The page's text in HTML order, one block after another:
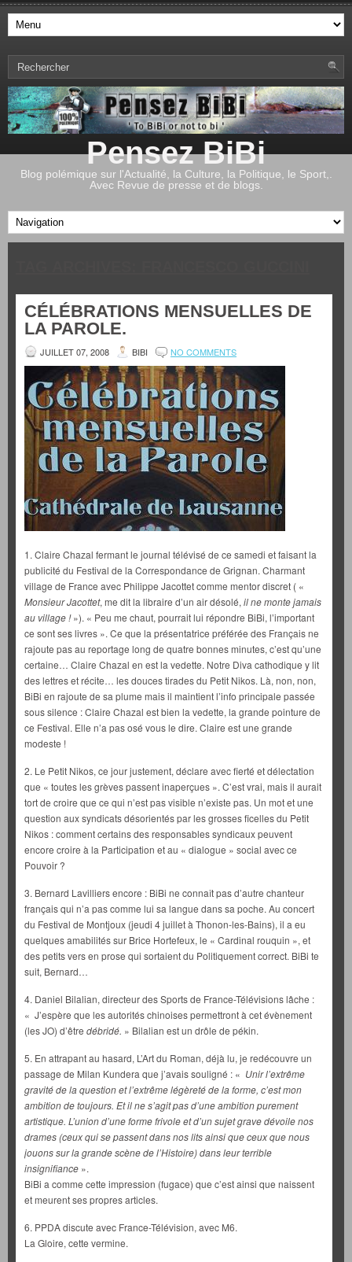
Pensez BiBi
Blog polémique sur l'Actualité, la Culture, la Politique, le Sport,.
Avec Revue de presse et de blogs.
CÉLÉBRATIONS MENSUELLES DE
LA PAROLE.
JUILLET 07, 2008 BIBI NO COMMENTS
1. Claire Chazal fermant le journal télévisé de ce samedi et faisant la
publicité du Festival de la Correspondance de Grignan. Charmant
village de France avec Philippe Jacottet comme mentor discret ( «
Monsieur Jacottet, me dit la libraire d’un air désolé, il ne monte jamais
au village !»). « Peu me chaut, pourrait lui répondre BiBi, l’important
ce sont ses livres ». Ce que la présentatrice préférée des Français ne
rajoute pas au reportage long de quatre bonnes minutes, c’est qu’une
certaine… Claire Chazal en est la vedette. Notre Diva cathodique y lit
des lettres et récite… les douces tirades du Petit Nikos. Là, non, non,
BiBi en rajoute de sa plume mais il maintient l’info principale passée
sous silence : Claire Chazal est bien la vedette, la grande pointure de
ce Festival. Elle n’a pas osé vous le dire. Claire est une grande
modeste !
2. Le Petit Nikos, ce jour justement, déclare avec fierté et délectation
que « toutes les grèves passent inaperçues ». C’est vrai, mais il aurait
tort de croire que ce qui n’est pas visible n’existe pas. Un mot et une
question aux syndicats désorientés par les grosses ficelles du Petit
Nikos : comment certains des responsables syndicaux peuvent
encore croire à la Participation et au « dialogue » social avec ce
Pouvoir ?
3. Bernard Lavilliers encore : BiBi ne connaît pas d’autre chanteur
français qui n’a pas comme lui sa langue dans sa poche. Au concert
du Festival de Montjoux (jeudi 4 juillet à Thonon-les-Bains), il a eu
quelques amabilités sur Brice Hortefeux, le « Cardinal rouquin », et
des petits vers en prose qui sortaient du Politiquement correct. BiBi te
suit, Bernard…
4. Daniel Bilalian, directeur des Sports de France-Télévisions lâche :
« J’espère que les autorités chinoises permettront à cet évènement
(les JO) d’être débridé. » Bilalian est un drôle de pékin.
5. En attrapant au hasard, L’Art du Roman, déjà lu, je redécouvre un
passage de Milan Kundera que j’avais souligné : « Unir l’extrême
gravité de la question et l’extrême légèreté de la forme, c’est mon
ambition de toujours. Et il ne s’agit pas d’une ambition purement
artistique. L’union d’une forme frivole et d’un sujet grave dévoile nos
drames (ceux qui se passent dans nos lits ainsi que ceux que nous
jouons sur la grande scène de l’Histoire) dans leur terrible
insignifiance ».
BiBi a comme cette impression (fugace) que c’est ainsi que naissent
et meurent ses propres articles.
6. PPDA discute avec France-Télévision, avec M6.
La Gloire, cette vermine.